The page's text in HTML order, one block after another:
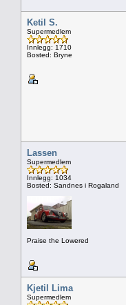
Ketil S.
Supermedlem
Innlegg: 1710
Bosted: Bryne
Lassen
Supermedlem
Innlegg: 1034
Bosted: Sandnes i Rogaland
Praise the Lowered
Kjetil Lima
Supermedlem